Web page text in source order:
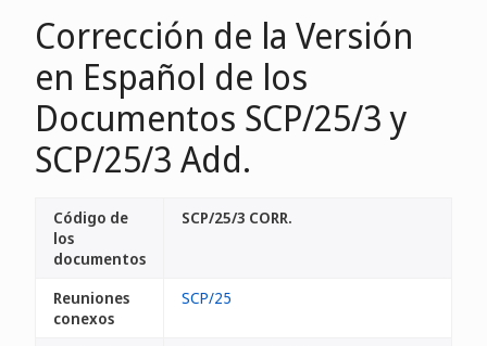
Corrección de la Versión
en Español de los
Documentos SCP/25/3 y
SCP/25/3 Add.
Código de
los
documentos
SCP/25/3 CORR.
Reuniones
conexos
SCP/25